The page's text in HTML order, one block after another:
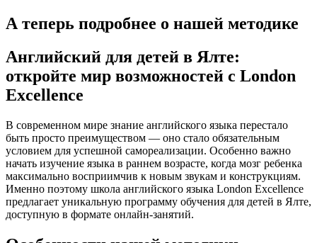
А теперь подробнее о нашей методике
Английский для детей в Ялте:
откройте мир возможностей с London
Excellence
В современном мире знание английского языка перестало
быть просто преимуществом — оно стало обязательным
условием для успешной самореализации. Особенно важно
начать изучение языка в раннем возрасте, когда мозг ребенка
максимально восприимчив к новым звукам и конструкциям.
Именно поэтому школа английского языка London Excellence
предлагает уникальную программу обучения для детей в Ялте,
доступную в формате онлайн-занятий.